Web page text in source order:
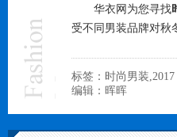
华衣网为您寻找
受不同 男装品牌对秋
标签：时尚男装
编辑：晖晖